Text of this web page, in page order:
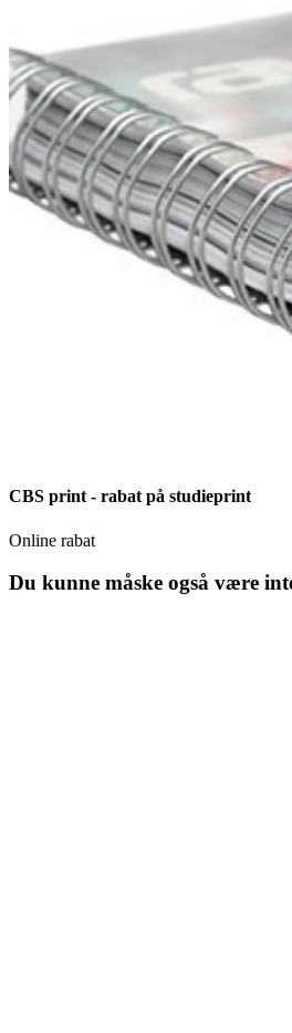
CBS print - rabat på studieprint
Online rabat
Du kunne måske også være